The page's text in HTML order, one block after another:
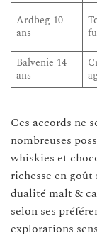
Ardbeg 10
ans
Balvenie 14
ans
Ces accords ne
nombreuses
whiskies et
richesse en
dualité malt &
selon ses
explorations